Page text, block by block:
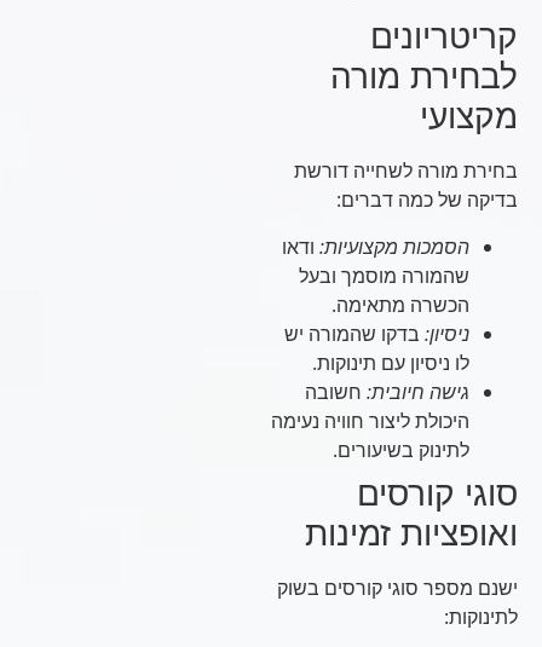
קריטריונים
לבחירת מורה
מקצועי
בחירת מורה לשחייה דורשת
בדיקה של כמה דברים:
הסמכות מקצועיות:ודאו
שהמורה מוסמך ובעל
הכשרה מתאימה.
ניסיון:בדקו שהמורה יש
לו ניסיון עם תינוקות.
גישה חיובית:חשובה
היכולת ליצור חוויה נעימה
לתינוק בשיעורים.
סוגי קורסים
ואופציות זמינות
ישנם מספר סוגי קורסים בשוק
לתינוקות: